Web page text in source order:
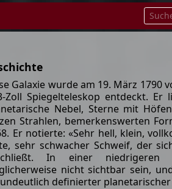
Galaxie wurde am 19. März 1790
Zoll Spiegelteleskop entdeckt.
Nebel, Sterne mit
Strahlen, bemerkenswerten
Er notierte: «Sehr hell, klein,
sehr schwacher Schweif, der
In einer
nicht sichtbar sein,
definierter planetarischer